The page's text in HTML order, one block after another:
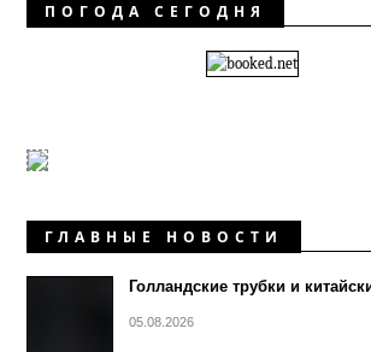
ПОГОДА СЕГОДНЯ
ГЛАВНЫЕ НОВОСТИ
Голландские трубки и
05.08.2026